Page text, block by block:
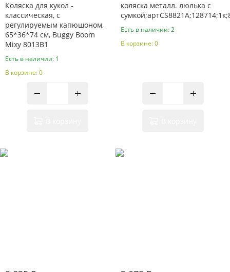
Коляска для кукол -
классическая, с
регулируемым капюшоном,
65*36*74 см, Buggy Boom
Mixy 8013B1
Есть в наличии: 1
В корзине: 0
коляска металл. люлька с
Есть в наличии: 2
В корзине: 0